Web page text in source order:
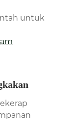
untuk